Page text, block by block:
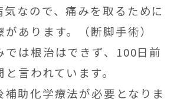
気なので、痛みを取るために
あります。（断脚手術）
では根治はできず、100日前
言われています。
補助化学療法が必要となりま